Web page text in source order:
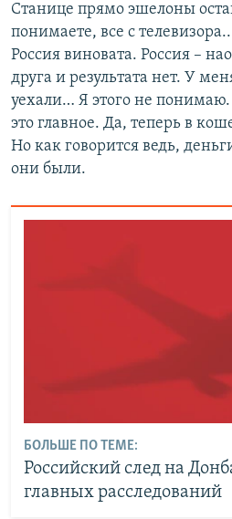
Станице прямо эшелоны
понимаете, все с
Россия виновата. Россия –
друга и результата нет. У
уехали… Я этого не
это главное. Да, теперь в
Но как говорится ведь,
они были.
БОЛЬШЕ ПО ТЕМЕ:
Российский след на
главных расследований